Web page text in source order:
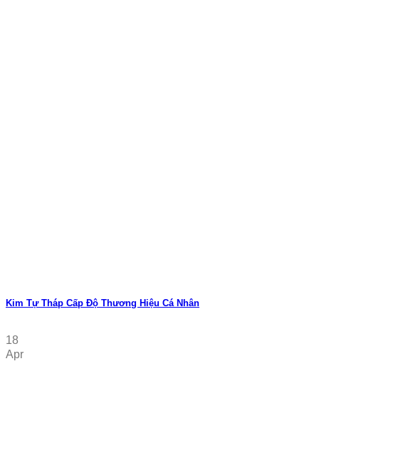
Kim Tự Tháp Cấp Độ Thương Hiệu Cá Nhân
18
Apr